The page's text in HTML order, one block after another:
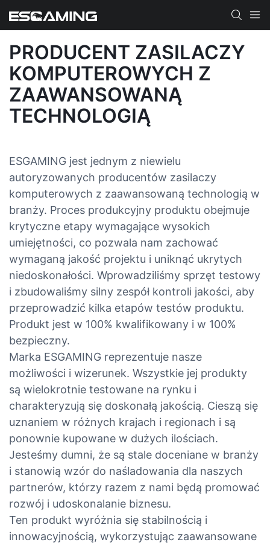
PRODUCENT ZASILACZY
KOMPUTEROWYCH Z
ZAAWANSOWANĄ
TECHNOLOGIĄ
ESGAMING jest jednym z niewielu
autoryzowanych producentów zasilaczy
komputerowych z zaawansowaną technologią w
branży. Proces produkcyjny produktu obejmuje
krytyczne etapy wymagające wysokich
umiejętności, co pozwala nam zachować
wymaganą jakość projektu i uniknąć ukrytych
niedoskonałości. Wprowadziliśmy sprzęt testowy
i zbudowaliśmy silny zespół kontroli jakości, aby
przeprowadzić kilka etapów testów produktu.
Produkt jest w 100% kwalifikowany i w 100%
bezpieczny.
Marka ESGAMING reprezentuje nasze
możliwości i wizerunek. Wszystkie jej produkty
są wielokrotnie testowane na rynku i
charakteryzują się doskonałą jakością. Cieszą się
uznaniem w różnych krajach i regionach i są
ponownie kupowane w dużych ilościach.
Jesteśmy dumni, że są stale doceniane w branży
i stanowią wzór do naśladowania dla naszych
partnerów, którzy razem z nami będą promować
rozwój i udoskonalanie biznesu.
Ten produkt wyróżnia się stabilnością i
innowacyjnością, wykorzystując zaawansowane